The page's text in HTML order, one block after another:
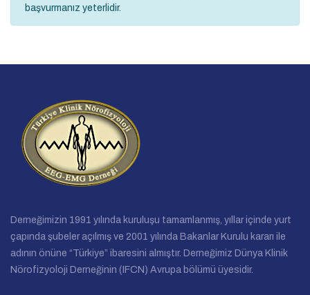
başvurmanız yeterlidir.
Derneğimizin 1991 yılında kuruluşu tamamlanmış, yıllar içinde yurt
çapında şubeler açılmış ve 2001 yılında Bakanlar Kurulu kararı ile
adının önüne “Türkiye” ibaresini almıştır. Derneğimiz Dünya Klinik
Nörofizyoloji Derneğinin (IFCN) Avrupa bölümü üyesidir.